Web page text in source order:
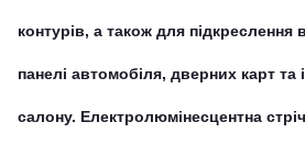
контурів, а також для підкреслення
панелі автомобіля, дверних карт та
салону. Електролюмінесцентна